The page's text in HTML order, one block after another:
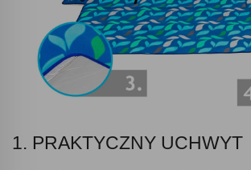
1. PRAKTYCZNY UCHWYT